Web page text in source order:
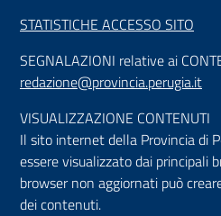
STATISTICHE ACCESSO SITO
SEGNALAZIONI relative ai
redazione@provincia.perugia.it
VISUALIZZAZIONE CONTENUTI
Il sito internet della Provincia di
essere visualizzato dai principali
browser non aggiornati può
dei contenuti.